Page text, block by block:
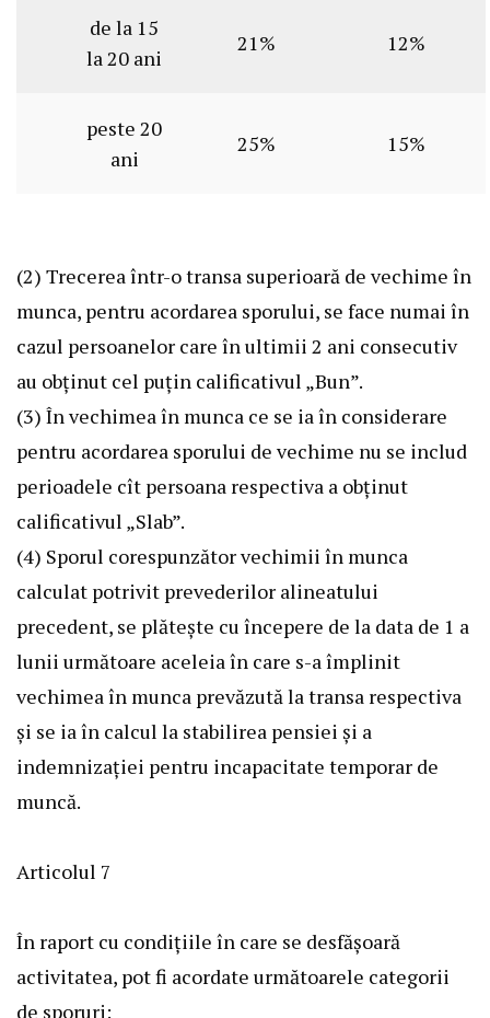
de la 15
la 20 ani
21% 12%
peste 20
ani
25% 15%
(2) Trecerea într-o transa superioară de vechime în
munca, pentru acordarea sporului, se face numai în
cazul persoanelor care în ultimii 2 ani consecutiv
au obţinut cel puţin calificativul „Bun”.
(3) În vechimea în munca ce se ia în considerare
pentru acordarea sporului de vechime nu se includ
perioadele cît persoana respectiva a obţinut
calificativul „Slab”.
(4) Sporul corespunzător vechimii în munca
calculat potrivit prevederilor alineatului
precedent, se plăteşte cu începere de la data de 1 a
lunii următoare aceleia în care s-a împlinit
vechimea în munca prevăzută la transa respectiva
şi se ia în calcul la stabilirea pensiei şi a
indemnizaţiei pentru incapacitate temporar de
muncă.
Articolul 7
În raport cu condiţiile în care se desfăşoară
activitatea, pot fi acordate următoarele categorii
de sporuri: